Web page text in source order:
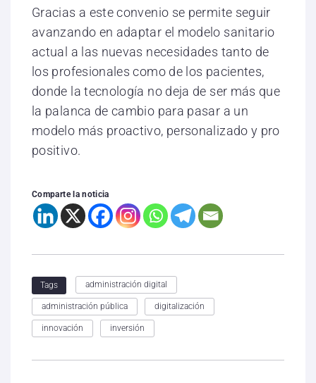
Gracias a este convenio se permite seguir
avanzando en adaptar el modelo sanitario
actual a las nuevas necesidades tanto de
los profesionales como de los pacientes,
donde la tecnología no deja de ser más que
la palanca de cambio para pasar a un
modelo más proactivo, personalizado y pro
positivo.
Comparte la noticia
Tags administración digital
administración pública digitalización
innovación inversión